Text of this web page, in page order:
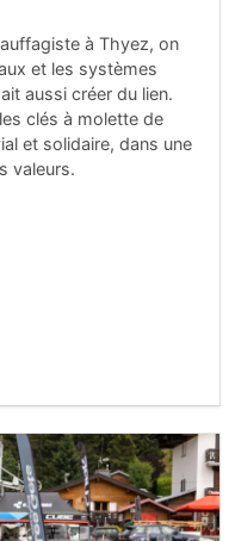
à Thyez, on
et les systèmes
aussi créer du lien.
clés à molette de
et solidaire, dans une
valeurs.